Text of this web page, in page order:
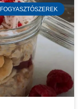
FOGYASZTÓSZEREK